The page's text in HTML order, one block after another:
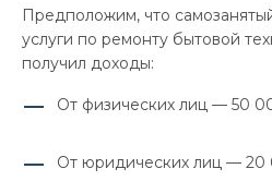
Предположим, что
услуги по ремонту бытовой
получил доходы:
От физических лиц — 50
От юридических лиц — 20